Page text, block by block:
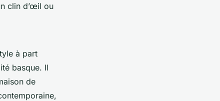
clin d’œil ou
à part
basque. Il
de